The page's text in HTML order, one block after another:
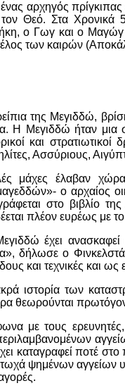
ένας αρχηγός
Θεό. Στα Χρονικά
ο Γωγ και ο Μαγώγ
των καιρών
της Μεγιδδώ,
Η Μεγιδδώ ήταν μια
και
Ασσύριους,
μάχες έλαβαν
ο αρχαίος
στο βιβλίο
πλέον ευρέως με
έχει
δήλωσε ο
και τεχνικές και
ιστορία των
θεωρούνται
με τους
καταγραφεί ποτέ
ψημένων αγγείων